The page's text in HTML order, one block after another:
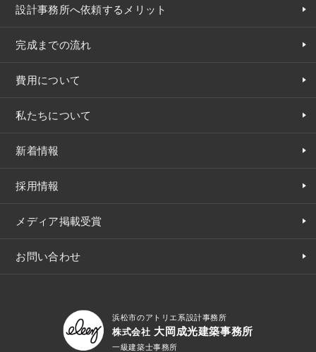
設計事務所へ依頼するメリット
完成までの流れ
費用について
私たちについて
新着情報
採用情報
メディア掲載受賞
お問い合わせ
浜松市のアトリエ系設計事務所
株式会社 大岡成光建築事務所
一級建築士事務所